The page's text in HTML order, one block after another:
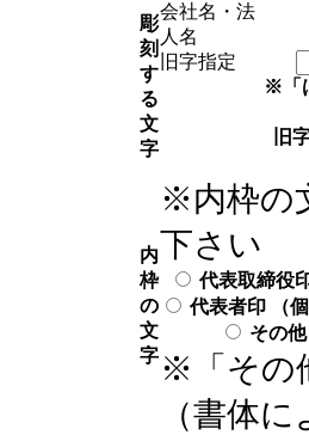
彫
刻
す
る
文
字
会社名・法
人名
旧字指定
※「
旧
内
枠
の
文
字
※内枠の
下さい
代表取締役
代表者印 （
その他
※「その
（書体